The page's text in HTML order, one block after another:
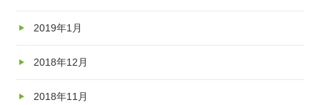
2019年1月
2018年12月
2018年11月